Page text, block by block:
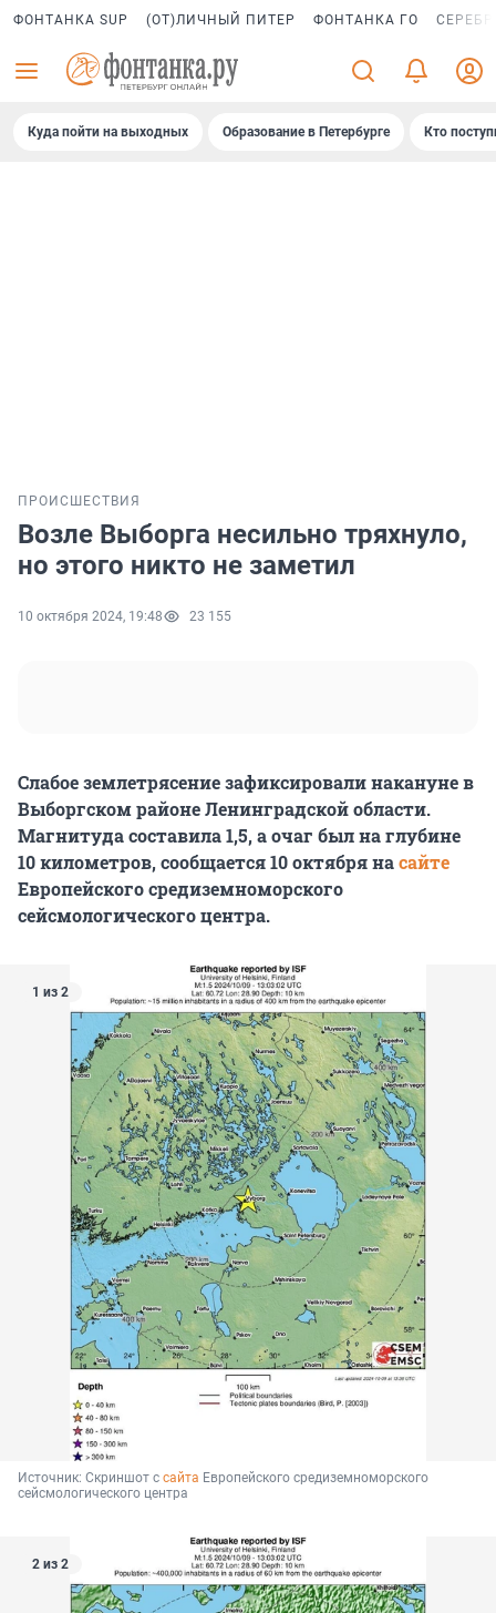
ФОНТАНКА SUP (ОТ)ЛИЧНЫЙ ПИТЕР ФОНТАНКА ГО
Куда пойти на выходных Образование в Петербурге Кто
ПРОИСШЕСТВИЯ
Возле Выборга несильно тряхнуло,
но этого никто не заметил
10 октября 2024, 19:48 23 155
Слабое землетрясение зафиксировали накануне в
Выборгском районе Ленинградской области.
Магнитуда составила 1,5, а очаг был на глубине
10 километров, сообщается 10 октября насайте
Европейского средиземноморского
сейсмологического центра.
1 из 2
Источник: Скриншот с сайта Европейского средиземноморского
сейсмологического центра
2 из 2